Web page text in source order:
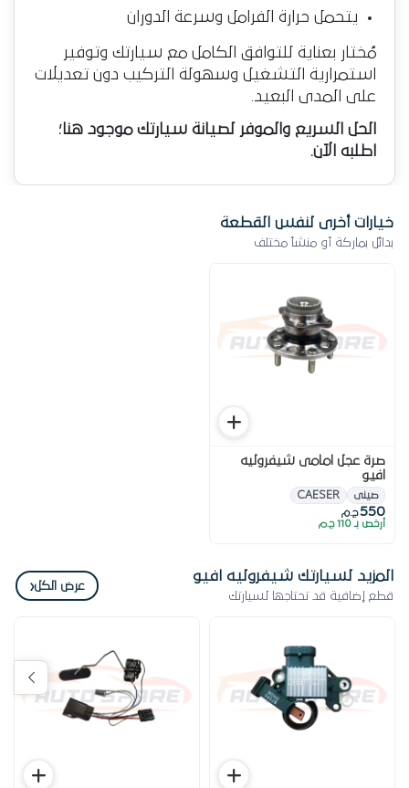
يتحمل حرارة الفرامل وسرعة الدوران
مُختار بعناية للتوافق الكامل مع سيارتك وتوفير
استمرارية التشغيل وسهولة التركيب دون تعديلات
على المدى البعيد.
الحل السريع والموفر لصيانة سيارتك موجود هنا؛
اطلبه الآن.
خيارات أخرى لنفس القطعة
بدائل بماركة أو منشأ مختلف
صرة عجل امامى شيفروليه
افيو
صينى CAESER
550ج.م
أرخص بـ 110 ج.م
المزيد لسيارتك شيفروليه افيو
قطع إضافية قد تحتاجها لسيارتك
عرض الكل‹